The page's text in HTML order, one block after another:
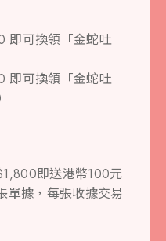
即可換領「金蛇吐
即可換領「金蛇吐
即送港幣100元
單據，每張收據交易